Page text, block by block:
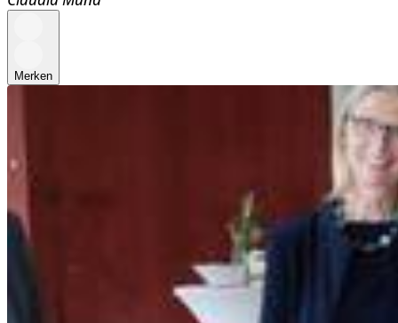
Merken